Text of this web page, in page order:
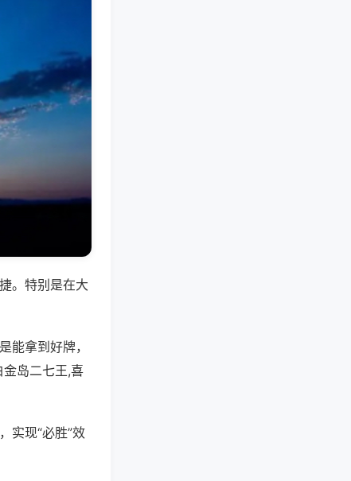
。特别是在大
能拿到好牌，
岛二七王,喜
实现“必胜”效